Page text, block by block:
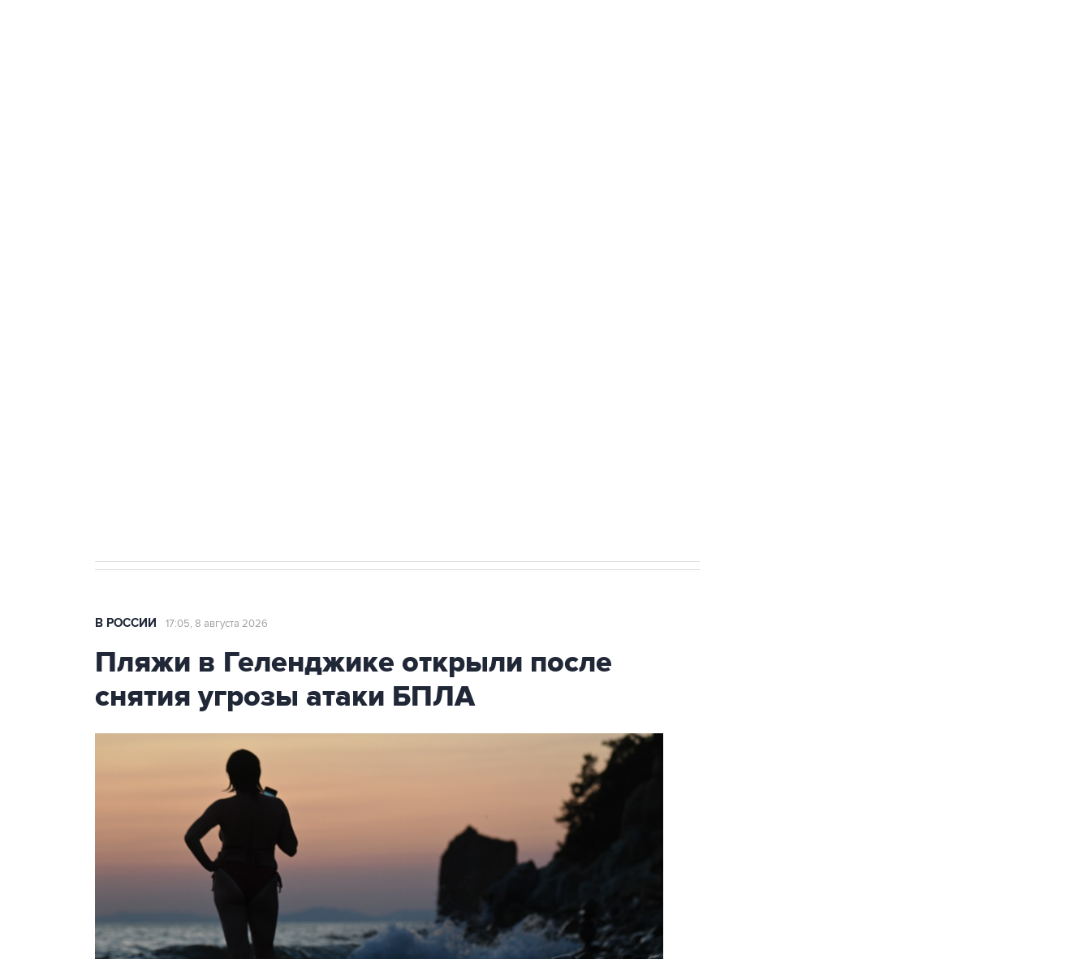
В РОССИИ 17:05, 8 августа 2026
Пляжи в Геленджике открыли после
снятия угрозы атаки БПЛА